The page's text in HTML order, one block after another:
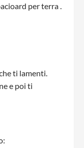
per terra .
ti lamenti.
e poi ti